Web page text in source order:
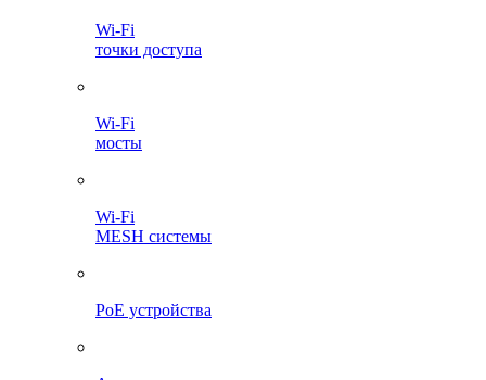
Wi-Fi
точки доступа
Wi-Fi
мосты
Wi-Fi
MESH системы
PoE устройства